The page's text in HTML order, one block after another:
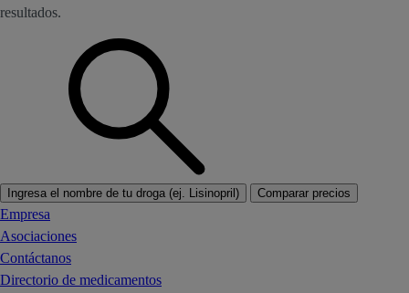
resultados.
Ingresa el nombre de tu droga (ej. Lisinopril) Comparar precios
Empresa
Asociaciones
Contáctanos
Directorio de medicamentos